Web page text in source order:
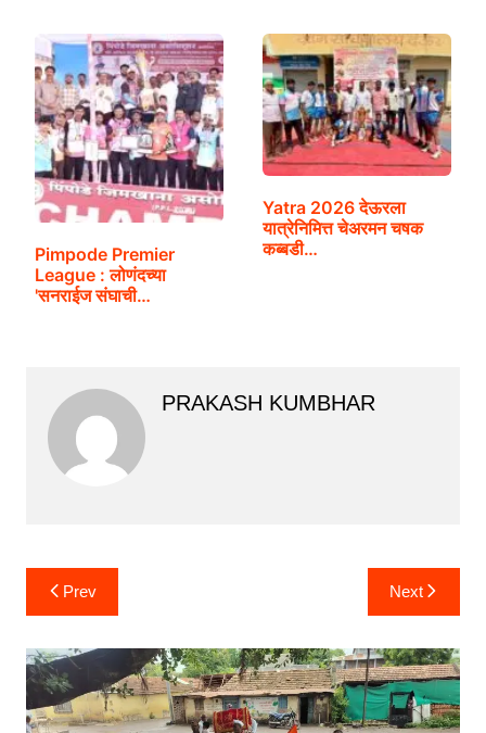
Pimpode Premier
League : लोणंदच्या
'सनराईज संघाची…
Yatra 2026 देऊरला
यात्रेनिमित्त चेअरमन चषक
कब्बडी…
PRAKASH KUMBHAR
Post
navigation
Prev Next